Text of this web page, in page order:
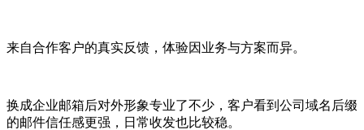
来自合作客户的真实反馈，体验因业务与方案而异。
换成企业邮箱后对外形象专业了不少，客户看到公司域名后缀
的邮件信任感更强，日常收发也比较稳。